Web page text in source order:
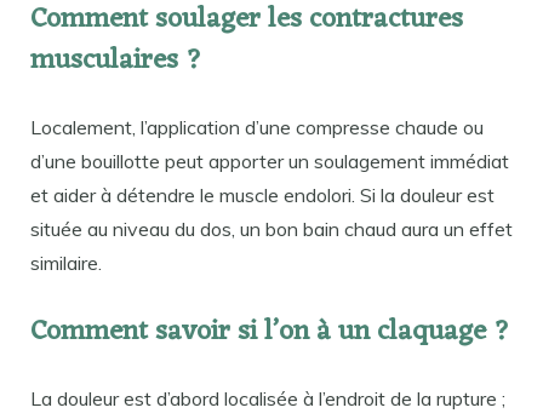
Comment soulager les contractures
musculaires ?
Localement, l’application d’une compresse chaude ou
d’une bouillotte peut apporter un soulagement immédiat
et aider à détendre le muscle endolori. Si la douleur est
située au niveau du dos, un bon bain chaud aura un effet
similaire.
Comment savoir si l’on à un claquage ?
La douleur est d’abord localisée à l’endroit de la rupture ;